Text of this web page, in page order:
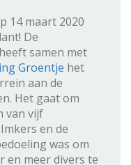
14 maart 2020
De
heeft samen met
Groentje het
aan de
Het gaat om
van vijf
en de
was om
en meer divers te